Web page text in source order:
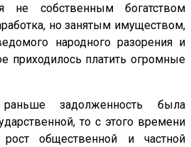
не собственным богатством
но занятым имуществом,
народного разорения и
приходилось платить огромные
задолженность была
то с этого времени
рост общественной и частной